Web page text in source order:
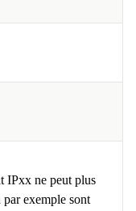
IPxx ne peut plus
par exemple sont